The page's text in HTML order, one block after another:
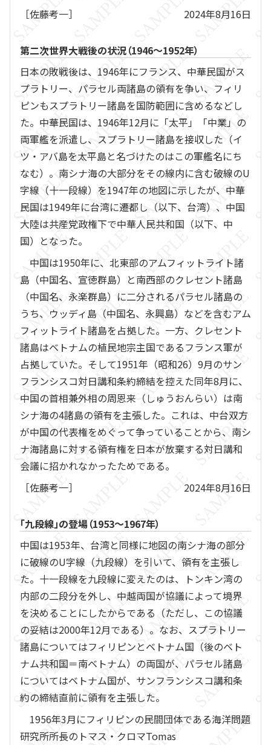
［佐藤考一］
2024年8月16日
第二次世界大戦後の状況（1946～1952年）
日本の敗戦後は、1946年にフランス、中華民国がス
プラトリー、パラセル両諸島の領有を争い、フィリ
ピンもスプラトリー諸島を国防範囲に含めるなどし
た。中華民国は、1946年12月に「太平」「中業」の
両軍艦を派遣し、スプラトリー諸島を接収した（イ
ツ・アバ島を太平島と名づけたのはこの軍艦名にち
なむ）。南シナ海の大部分をその線内に含む破線のU
字線（十一段線）を1947年の地図に示したが、中華
民国は1949年に台湾に遷都し（以下、台湾）、中国
大陸は共産党政権下で中華人民共和国（以下、中
国）となった。
中国は1950年に、北東部のアムフィットライト諸
島（中国名、宣徳群島）と南西部のクレセント諸島
（中国名、永楽群島）に二分されるパラセル諸島の
うち、ウッディ島（中国名、永興島）などを含むアム
フィットライト諸島を占拠した。一方、クレセント
諸島はベトナムの植民地宗主国であるフランス軍が
占拠していた。そして1951年（昭和26）9月のサン
フランシスコ対日講和条約締結を控えた同年8月に、
中国の首相兼外相の周恩来（しゅうおんらい）は南
シナ海の4諸島の領有を主張した。これは、中台双方
が中国の代表権をめぐって争っていることから、南シ
ナ海諸島に対する領有権を日本が放棄する対日講和
会議に招かれなかったためである。
［佐藤考一］
2024年8月16日
「九段線」の登場（1953～1967年）
中国は1953年、台湾と同様に地図の南シナ海の部分
に破線のU字線（九段線）を引いて、領有を主張し
た。十一段線を九段線に変えたのは、トンキン湾の
内部の二段分を外し、中越両国が協議によって境界
を決めることにしたからである（ただし、この協議
の妥結は2000年12月である）。なお、スプラトリー
諸島についてはフィリピンとベトナム国（後のベト
ナム共和国＝南ベトナム）の両国が、パラセル諸島
についてはベトナム国が、サンフランシスコ講和条
約の締結直前に領有を主張した。
1956年3月にフィリピンの民間団体である海洋問題
研究所所長のトマス・クロマTomas